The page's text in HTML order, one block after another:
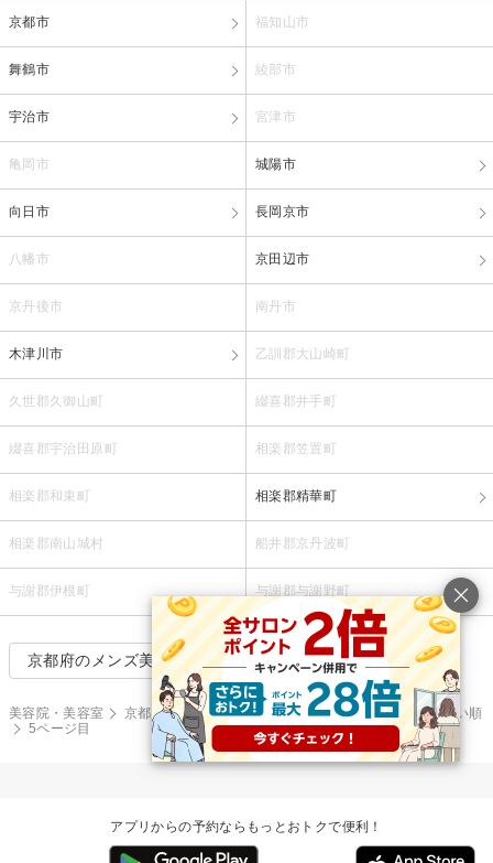
京都市 福知山市
舞鶴市 綾部市
宇治市 宮津市
亀岡市 城陽市
向日市 長岡京市
八幡市 京田辺市
京丹後市 南丹市
木津川市 乙訓郡大山崎町
久世郡久御山町 綴喜郡井手町
綴喜郡宇治田原町 相楽郡笠置町
相楽郡和束町 相楽郡精華町
相楽郡南山城村 船井郡京丹波町
与謝郡伊根町 与謝郡与謝野町
京都府のメンズ美容室で絞り込む
美容院・美容室 京都府 電子マネー決済可 ヘアカラー
価格が安い順
5ページ目
アプリからの予約ならもっとおトクで便利！